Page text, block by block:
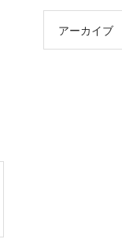
アーカイブ